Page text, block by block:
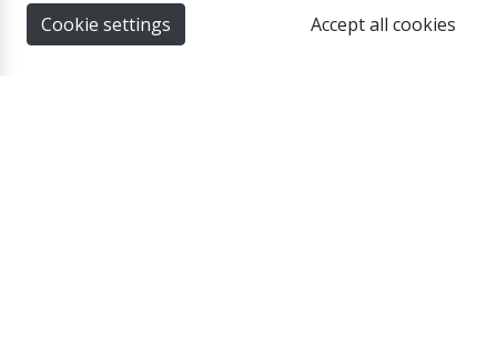
Cookie settings Accept all cookies